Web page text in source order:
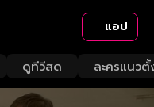
แอป
ดูทีวีสด ละครแนวตั้